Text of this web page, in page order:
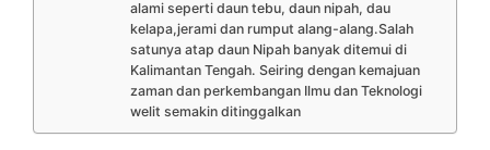
alami seperti daun tebu, daun nipah, dau
kelapa,jerami dan rumput alang-alang.Salah
satunya atap daun Nipah banyak ditemui di
Kalimantan Tengah. Seiring dengan kemajuan
zaman dan perkembangan Ilmu dan Teknologi
welit semakin ditinggalkan